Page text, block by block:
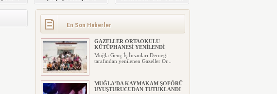
En Son Haberler
GAZELLER ORTAOKULU
KÜTÜPHANESİ YENİLENDİ
Muğla Genç İş İnsanları Derneği
tarafından yenilenen Gazeller Or...
MUĞLA’DA KAYMAKAM ŞOFÖRÜ
UYUŞTURUCUDAN TUTUKLANDI